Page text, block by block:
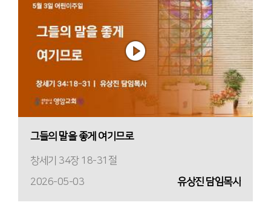
그들의 말을 좋게 여기므로
창세기 34장 18-31절
2026-05-03
유상진 담임목사